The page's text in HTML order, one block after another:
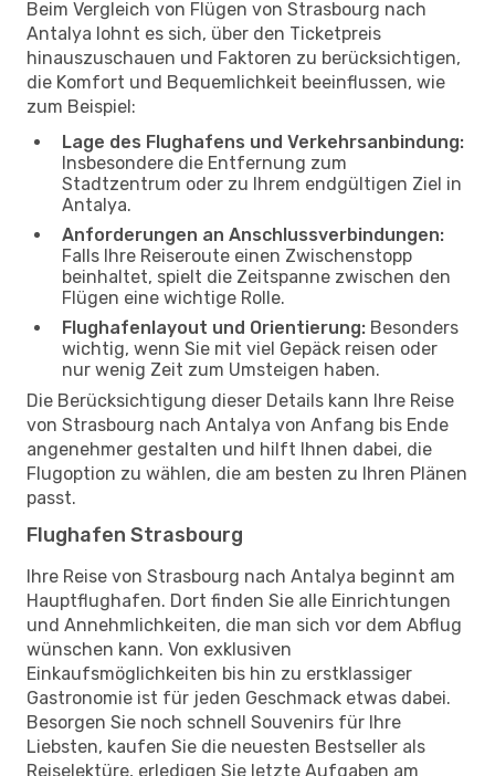
Beim Vergleich von Flügen von Strasbourg nach
Antalya lohnt es sich, über den Ticketpreis
hinauszuschauen und Faktoren zu berücksichtigen,
die Komfort und Bequemlichkeit beeinflussen, wie
zum Beispiel:
Lage des Flughafens und Verkehrsanbindung:
Insbesondere die Entfernung zum
Stadtzentrum oder zu Ihrem endgültigen Ziel in
Antalya.
Anforderungen an Anschlussverbindungen:
Falls Ihre Reiseroute einen Zwischenstopp
beinhaltet, spielt die Zeitspanne zwischen den
Flügen eine wichtige Rolle.
Flughafenlayout und Orientierung: Besonders
wichtig, wenn Sie mit viel Gepäck reisen oder
nur wenig Zeit zum Umsteigen haben.
Die Berücksichtigung dieser Details kann Ihre Reise
von Strasbourg nach Antalya von Anfang bis Ende
angenehmer gestalten und hilft Ihnen dabei, die
Flugoption zu wählen, die am besten zu Ihren Plänen
passt.
Flughafen Strasbourg
Ihre Reise von Strasbourg nach Antalya beginnt am
Hauptflughafen. Dort finden Sie alle Einrichtungen
und Annehmlichkeiten, die man sich vor dem Abflug
wünschen kann. Von exklusiven
Einkaufsmöglichkeiten bis hin zu erstklassiger
Gastronomie ist für jeden Geschmack etwas dabei.
Besorgen Sie noch schnell Souvenirs für Ihre
Liebsten, kaufen Sie die neuesten Bestseller als
Reiselektüre, erledigen Sie letzte Aufgaben am